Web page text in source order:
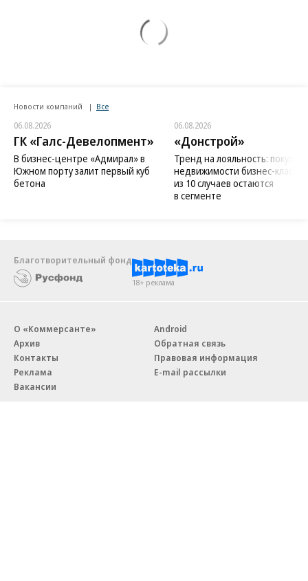
Новости компаний Все
06.08.2026
ГК «Галс-Девелопмент»
В бизнес-центре «Адмирал» в
Южном порту залит первый куб
бетона
06.08.2026
«Донстрой»
Тренд на лояльность:
недвижимости бизнес-класса
из 10 случаев остаются
в сегменте
Благотворительный фонд
18+ реклама
О «Коммерсанте»
Архив
Контакты
Реклама
Вакансии
Android
Обратная связь
Правовая информация
E-mail рассылки